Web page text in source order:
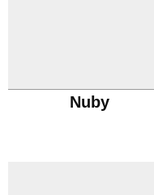
Nuby